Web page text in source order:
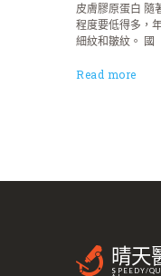
皮膚膠原蛋白 隨
程度要低得多，
細紋和皺紋。 國
Read more
晴天
SPEEDY/